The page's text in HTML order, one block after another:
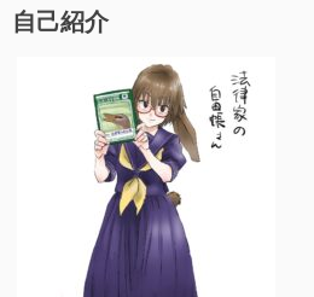
自己紹介